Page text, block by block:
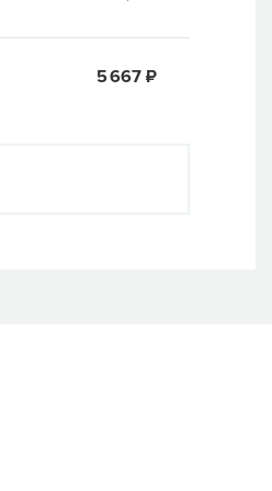
5 667 ₽